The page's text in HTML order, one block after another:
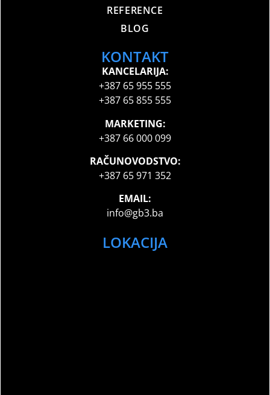
REFERENCE
BLOG
KONTAKT
KANCELARIJA:
+387 65 955 555
+387 65 855 555
MARKETING:
+387 66 000 099
RAČUNOVODSTVO:
+387 65 971 352
EMAIL:
info@gb3.ba
LOKACIJA